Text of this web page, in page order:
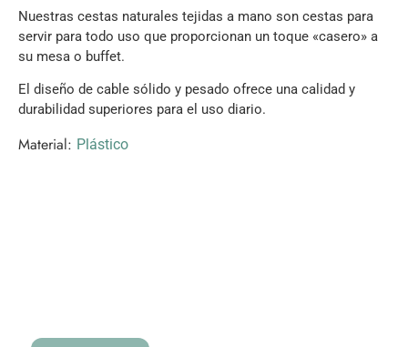
Nuestras cestas naturales tejidas a mano son cestas para
servir para todo uso que proporcionan un toque «casero» a
su mesa o buffet.
El diseño de cable sólido y pesado ofrece una calidad y
durabilidad superiores para el uso diario.
Material: Plástico